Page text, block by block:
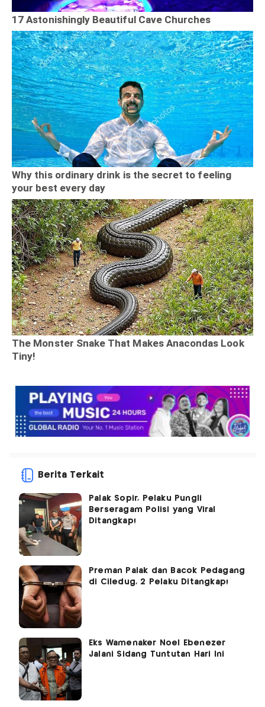
Berita Terkait
Palak Sopir, Pelaku Pungli
Berseragam Polisi yang Viral
Ditangkap!
Preman Palak dan Bacok Pedagang
di Ciledug, 2 Pelaku Ditangkap!
Eks Wamenaker Noel Ebenezer
Jalani Sidang Tuntutan Hari Ini